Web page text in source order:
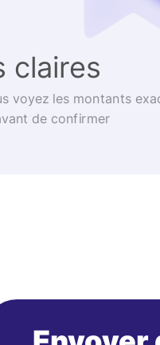
claires
voyez les montants
de confirmer